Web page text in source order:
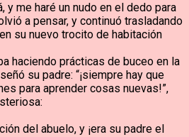
y me haré un nudo en el dedo para
a pensar, y continuó trasladando
su nuevo trocito de habitación
haciendo prácticas de buceo en la
su padre: “¡siempre hay que
para aprender cosas nuevas!”,
del abuelo, y ¡era su padre el